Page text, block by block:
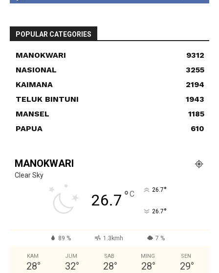
POPULAR CATEGORIES
MANOKWARI
9312
NASIONAL
3255
KAIMANA
2194
TELUK BINTUNI
1943
MANSEL
1185
PAPUA
610
MANOKWARI
Clear Sky
26.7 °C 26.7°
26.7°
89 % 1.3kmh 7 %
KAM
28°
JUM
32°
SAB
28°
MING
28°
SEN
29°